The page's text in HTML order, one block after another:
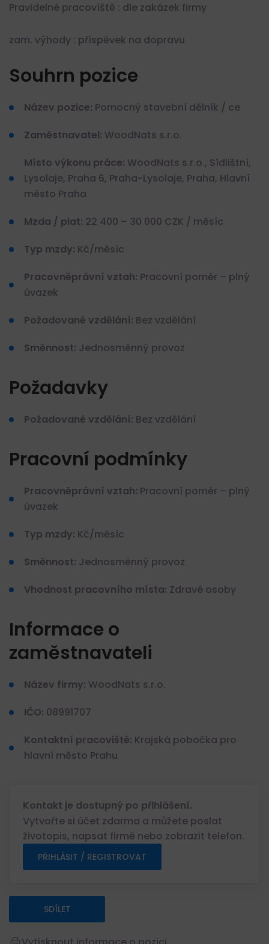
Pravidelné pracovíště : dle zakázek firmy
zam. výhody : příspěvek na dopravu
Souhrn pozice
Název pozice: Pomocný stavební dělník / ce
Zaměstnavatel: WoodNats s.r.o.
Místo výkonu práce: WoodNats s.r.o., Sídlištní,
Lysolaje, Praha 6, Praha-Lysolaje, Praha, Hlavní
město Praha
Mzda / plat: 22 400 – 30 000 CZK / měsíc
Typ mzdy: Kč/měsíc
Pracovněprávní vztah: Pracovní poměr – plný
úvazek
Požadované vzdělání: Bez vzdělání
Směnnost: Jednosměnný provoz
Požadavky
Požadované vzdělání: Bez vzdělání
Pracovní podmínky
Pracovněprávní vztah: Pracovní poměr – plný
úvazek
Typ mzdy: Kč/měsíc
Směnnost: Jednosměnný provoz
Vhodnost pracovního místa: Zdravé osoby
Informace o
zaměstnavateli
Název firmy: WoodNats s.r.o.
IČO: 08991707
Kontaktní pracoviště: Krajská pobočka pro
hlavní město Prahu
Kontakt je dostupný po přihlášení.
Vytvořte si účet zdarma a můžete poslat
životopis, napsat firmě nebo zobrazit telefon.
PŘIHLÁSIT / REGISTROVAT
SDÍLET